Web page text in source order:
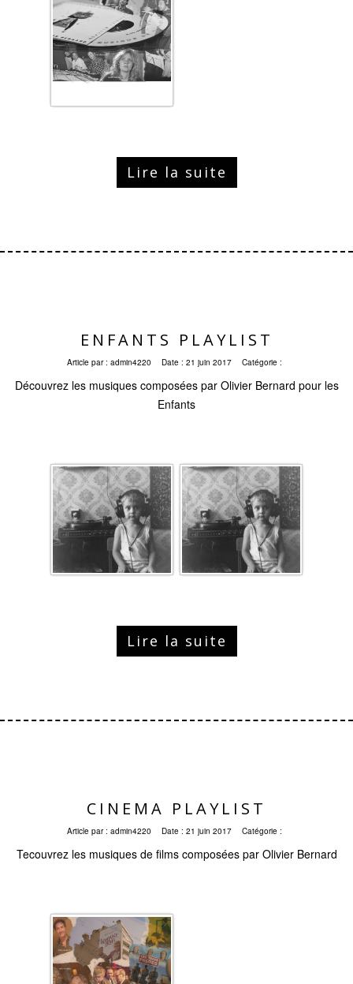
Lire la suite
ENFANTS PLAYLIST
Article par : admin4220 Date : 21 juin 2017 Catégorie :
Découvrez les musiques composées par Olivier Bernard pour les
Enfants
Lire la suite
CINEMA PLAYLIST
Article par : admin4220 Date : 21 juin 2017 Catégorie :
Tecouvrez les musiques de films composées par Olivier Bernard